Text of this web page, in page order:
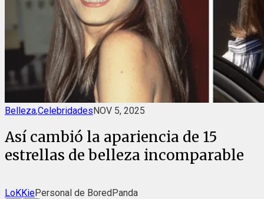
Belleza,CelebridadesNOV 5, 2025
Así cambió la apariencia de 15
estrellas de belleza incomparable
LoKKiePersonal de BoredPanda